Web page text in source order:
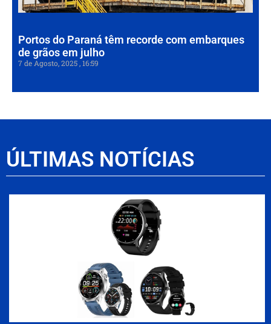
Portos do Paraná têm recorde com embarques
de grãos em julho
7 de Agosto, 2025 16:59
ÚLTIMAS NOTÍCIAS